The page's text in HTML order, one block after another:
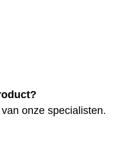
onze specialisten.